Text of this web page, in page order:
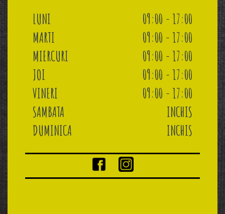
LUNI
09:00 - 17:00
MARTI
09:00 - 17:00
MIERCURI
09:00 - 17:00
JOI
09:00 - 17:00
VINERI
09:00 - 17:00
SAMBATA
INCHIS
DUMINICA
INCHIS